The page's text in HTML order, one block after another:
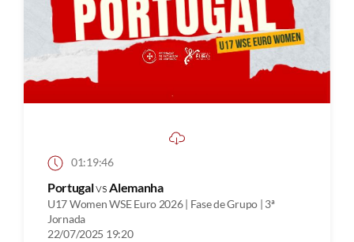
01:19:46
PortugalvsAlemanha
U17 Women WSE Euro 2026 | Fase de Grupo | 3ª
Jornada
22/07/2025 19:20